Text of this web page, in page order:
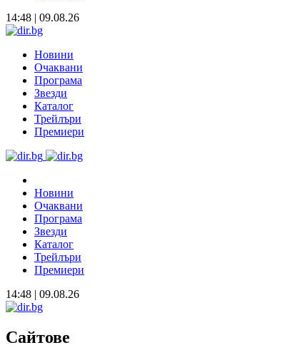
14:48 | 09.08.26
Новини
Очаквани
Програма
Звезди
Каталог
Трейлъри
Премиери
Новини
Очаквани
Програма
Звезди
Каталог
Трейлъри
Премиери
14:48 | 09.08.26
Сайтове